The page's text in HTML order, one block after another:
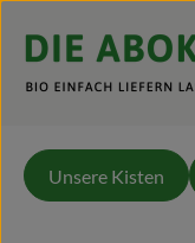
Unsere Kisten